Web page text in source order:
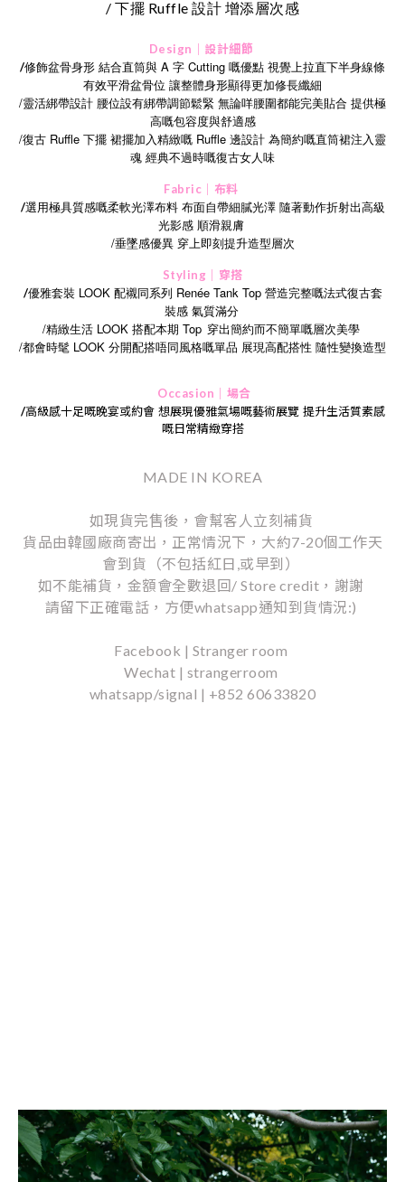
/ 下擺 Ruffle 設計 增添層次感
Design｜設計細節
/修飾盆骨身形 結合直筒與 A 字 Cutting 嘅優點 視覺上拉直下半身線條
有效平滑盆骨位 讓整體身形顯得更加修長纖細
/靈活綁帶設計 腰位設有綁帶調節鬆緊 無論咩腰圍都能完美貼合 提供極
高嘅包容度與舒適感
/復古 Ruffle 下擺 裙擺加入精緻嘅 Ruffle 邊設計 為簡約嘅直筒裙注入靈
魂 經典不過時嘅復古女人味
Fabric｜布料
/選用極具質感嘅柔軟光澤布料 布面自帶細膩光澤 隨著動作折射出高級
光影感 順滑親膚
/垂墜感優異 穿上即刻提升造型層次
Styling｜穿搭
/優雅套裝 LOOK 配襯同系列 Renée Tank Top 營造完整嘅法式復古套
裝感 氣質滿分
/精緻生活 LOOK 搭配本期 Top 穿出簡約而不簡單嘅層次美學
/都會時髦 LOOK 分開配搭唔同風格嘅單品 展現高配搭性 隨性變換造型
Occasion｜場合
/高級感十足嘅晚宴或約會 想展現優雅氣場嘅藝術展覽 提升生活質素感
嘅日常精緻穿搭
MADE IN KOREA
如現貨完售後，會幫客人立刻補貨
貨品由韓國廠商寄出，正常情況下，大約7-20個工作天
會到貨（不包括紅日,或早到）
如不能補貨，金額會全數退回/ Store credit，謝謝
請留下正確電話，方便whatsapp通知到貨情況:)
Facebook | Stranger room
Wechat | strangerroom
whatsapp/signal | +852 60633820